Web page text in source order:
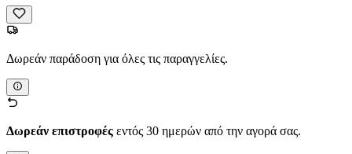
Δωρεάν παράδοση για όλες τις παραγγελίες.
Δωρεάν επιστροφές εντός 30 ημερών από την αγορά σας.